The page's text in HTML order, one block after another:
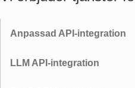
Anpassad API-integration
Vi länkar egna interna system till
LLM API-integration